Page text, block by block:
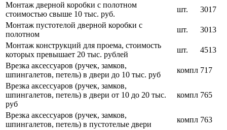
Монтаж дверной коробки с полотном
стоимостью свыше 10 тыс. руб.
шт.
3017
Монтаж пустотелой дверной коробки с
полотном
шт.
3013
Монтаж конструкций для проема, стоимость
которых превышает 20 тыс. рублей
шт.
4513
Врезка аксессуаров (ручек, замков,
шпингалетов, петель) в двери до 10 тыс. руб
компл 717
Врезка аксессуаров (ручек, замков,
шпингалетов, петель) в двери от 10 до 20 тыс.
руб
компл 765
Врезка аксессуаров (ручек, замков,
шпингалетов, петель) в пустотелые двери
компл 763